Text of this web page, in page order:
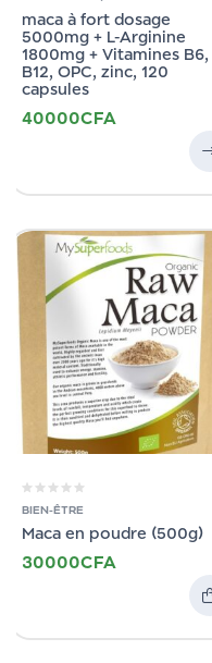
maca à fort dosage
5000mg + L-Arginine
1800mg + Vitamines B6,
B12, OPC, zinc, 120
capsules
40000CFA
BIEN-ÊTRE
Maca en poudre (500g)
30000CFA